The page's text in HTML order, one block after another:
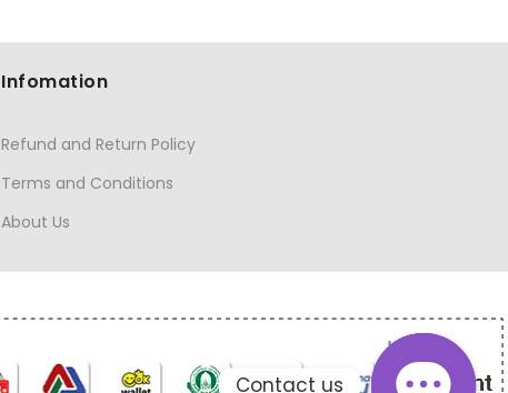
Infomation
Refund and Return Policy
Terms and Conditions
About Us
Contact us